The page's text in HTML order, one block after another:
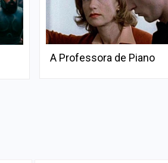
A Professora de Piano